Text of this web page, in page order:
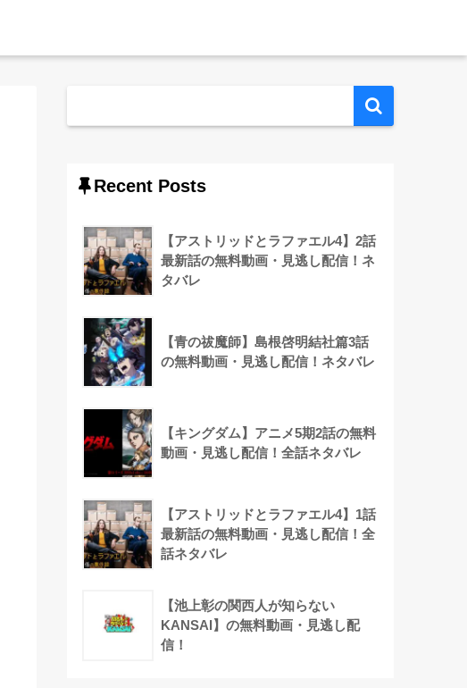
Recent Posts
【アストリッドとラファエル4】2話
最新話の無料動画・見逃し配信！ネ
タバレ
【青の祓魔師】島根啓明結社篇3話
の無料動画・見逃し配信！ネタバレ
【キングダム】アニメ5期2話の無料
動画・見逃し配信！全話ネタバレ
【アストリッドとラファエル4】1話
最新話の無料動画・見逃し配信！全
話ネタバレ
【池上彰の関西人が知らない
KANSAI】の無料動画・見逃し配
信！